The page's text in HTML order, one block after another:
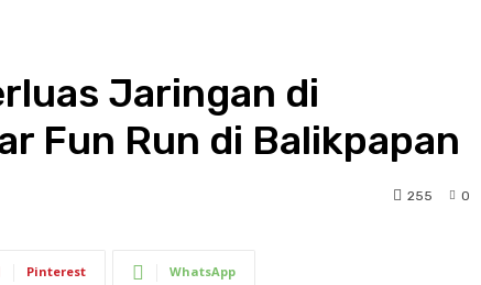
Jaringan di
Fun Run di Balikpapan
0
255
Pinterest WhatsApp